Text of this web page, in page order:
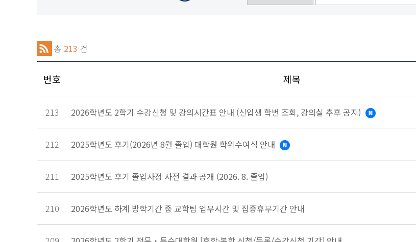
총 213 건
번호 제목
213 2026학년도 2학기 수강신청 및 강의시간표 안내 (신입생 학번 조회, 강의실 추후 공지)
212 2025학년도 후기(2026년 8월 졸업) 대학원 학위수여식 안내
211 2025학년도 후기 졸업사정 사전 결과 공개 (2026. 8. 졸업)
210 2026학년도 하계 방학기간 중 교학팀 업무시간 및 집중휴무기간 안내